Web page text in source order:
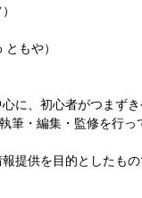
もや）
に、初心者がつまず
筆・編集・監修を行っ
提供を目的としたも